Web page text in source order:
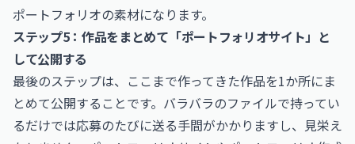
ポートフォリオの素材になります。
ステップ5：作品をまとめて「ポートフォリオサイト」と
して公開する
最後のステップは、ここまで作ってきた作品を1か所にま
とめて公開することです。バラバラのファイルで持ってい
るだけでは応募のたびに送る手間がかかりますし、見栄え